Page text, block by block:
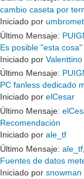
cambio caseta por
Iniciado por
Último Mensaje:
Es posible "esta
Iniciado por Valenttino
Último Mensaje:
PC fanless dedicado
Iniciado por elCesar
Último Mensaje:
Recomendación
Iniciado por ale_tf
Último Mensaje: ale_tf
Fuentes de datos
Iniciado por snowman